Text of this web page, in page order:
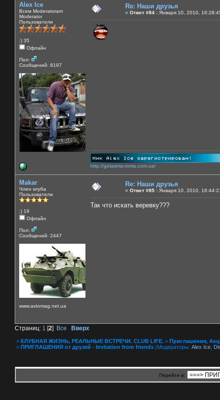
Alex Ice
Всем Moderatoram
Moderator
Пользователи
:) 35
Офлайн
Пол:
Сообщений: 8197
Re: Наши друзья
« Ответ #84 : Января 10, 2010,
http://gelateria-roma.com.ua/
Makar
Член клуба
Пользователи
:) 19
Офлайн
Пол:
Сообщений: 2447
www.avtomag.net.ua
Re: Наши друзья
« Ответ #85 : Января 10, 2010,
Так что искать веревку???
Страниц: 1 [2] Все Вверх
> КЛУБНАЯ ЖИЗНЬ, РЕАЛЬНЫЕ ВСТРЕЧИ. CLUB LIFE. > Приглашения,
> ПРИГЛАШЕНИЯ от друзей - Invitation from friends (Модераторы: Alex Ice
Перейти в: